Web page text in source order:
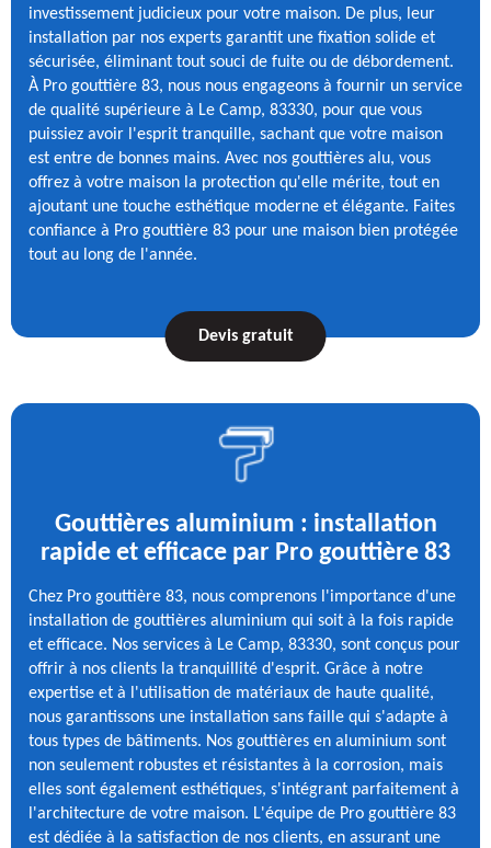
investissement judicieux pour votre maison. De plus, leur
installation par nos experts garantit une fixation solide et
sécurisée, éliminant tout souci de fuite ou de débordement.
À Pro gouttière 83, nous nous engageons à fournir un service
de qualité supérieure à Le Camp, 83330, pour que vous
puissiez avoir l'esprit tranquille, sachant que votre maison
est entre de bonnes mains. Avec nos gouttières alu, vous
offrez à votre maison la protection qu'elle mérite, tout en
ajoutant une touche esthétique moderne et élégante. Faites
confiance à Pro gouttière 83 pour une maison bien protégée
tout au long de l'année.
Devis gratuit
Gouttières aluminium : installation
rapide et efficace par Pro gouttière 83
Chez Pro gouttière 83, nous comprenons l'importance d'une
installation de gouttières aluminium qui soit à la fois rapide
et efficace. Nos services à Le Camp, 83330, sont conçus pour
offrir à nos clients la tranquillité d'esprit. Grâce à notre
expertise et à l'utilisation de matériaux de haute qualité,
nous garantissons une installation sans faille qui s'adapte à
tous types de bâtiments. Nos gouttières en aluminium sont
non seulement robustes et résistantes à la corrosion, mais
elles sont également esthétiques, s'intégrant parfaitement à
l'architecture de votre maison. L'équipe de Pro gouttière 83
est dédiée à la satisfaction de nos clients, en assurant une